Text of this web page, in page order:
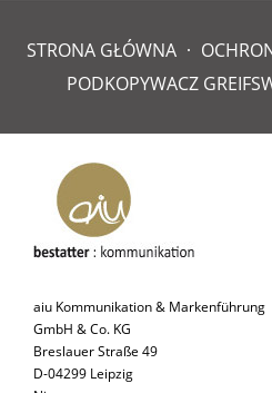
STRONA GŁÓWNA
PODKOPYWACZ
aiu Kommunikation & Markenführung
GmbH & Co. KG
Breslauer Straße 49
D-04299 Leipzig